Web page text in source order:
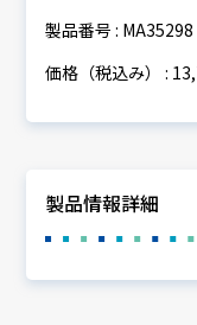
製品番号 : MA35298
価格（税込み） :
製品情報詳細